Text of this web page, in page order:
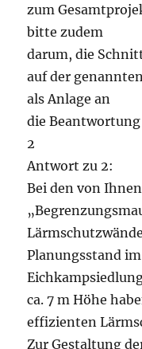
zum
bitte zudem
darum, die
auf der
als Anlage an
die
2
Antwort zu 2:
Bei den von
Planungsstand
ca. 7 m Höhe
effizienten
Zur Gestaltung